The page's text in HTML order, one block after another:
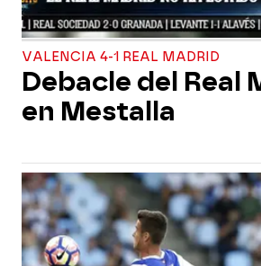
VALENCIA 4-1 REAL MADRID
Debacle del Real
en Mestalla